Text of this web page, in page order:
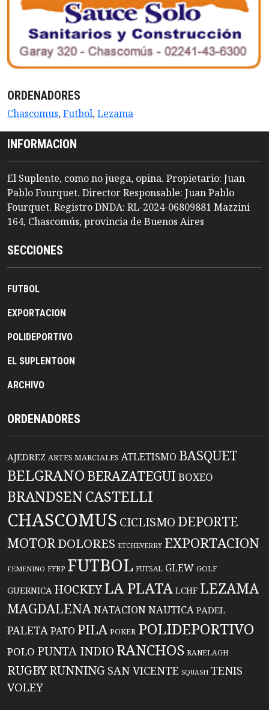
ORDENADORES
Chascomus,Futbol,Lezama
INFORMACION
El Suplente, como no juega, opina. Propietario: Juan
Pablo Fourquet. Director Responsable: Juan Pablo
Fourquet. Registro DNDA: RL-2024-06809881 Mazzini
164, Chascomús, provincia de Buenos Aires
SECCIONES
FUTBOL
EXPORTACION
POLIDEPORTIVO
EL SUPLENTOON
ARCHIVO
ORDENADORES
AJEDREZ ARTES MARCIALES ATLETISMO BASQUET
BELGRANO BERAZATEGUIBOXEO
BRANDSENCASTELLI
CHASCOMUS CICLISMO DEPORTE
MOTORDOLORES ETCHEVERRY EXPORTACION
FEMENINO FFBP FUTBOL FUTSAL GLEW GOLF
GUERNICA HOCKEYLA PLATA LCHF LEZAMA
MAGDALENANATACIONNAUTICA PADEL
PALETA PATO PILA POKER POLIDEPORTIVO
POLO PUNTA INDIO RANCHOS RANELAGH
RUGBYRUNNING SAN VICENTE SQUASH TENIS
VOLEY